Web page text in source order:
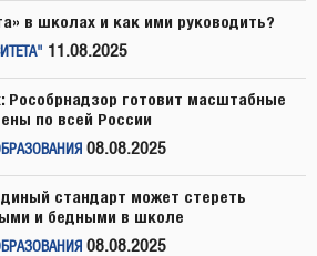
в школах и как ими руководить?
11.08.2025
Рособрнадзор готовит масштабные
по всей России
08.08.2025
стандарт может стереть
и бедными в школе
08.08.2025